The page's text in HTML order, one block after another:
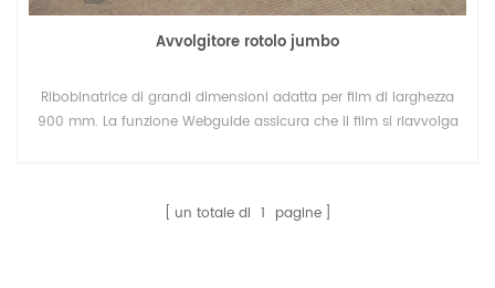
Avvolgitore rotolo jumbo
Ribobinatrice di grandi dimensioni adatta per film di larghezza
900 mm. La funzione Webguide assicura che il film si riavvolga
un totale di 1 pagine